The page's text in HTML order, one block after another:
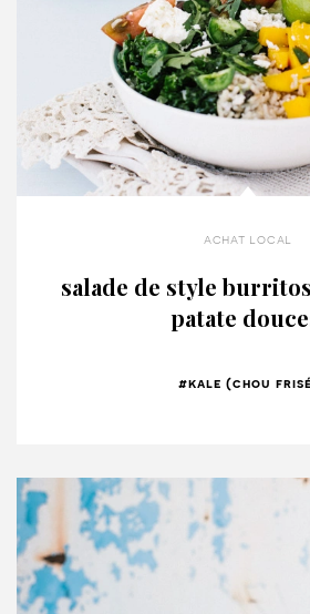
achat local
salade de style
patate
#kale (chou